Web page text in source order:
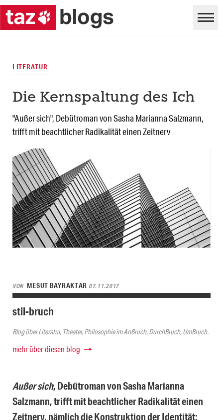
LITERATUR
Die Kernspaltung des Ich
"Außer sich", Debütroman von Sasha Marianna Salzmann,
trifft mit beachtlicher Radikalität einen Zeitnerv
VON MESUT BAYRAKTAR 07.11.2017
stil-bruch
Blog über Literatur, Theater, Philosophie im AnBruch, DurchBruch, UmBruch.
mehr über diesen blog
Außer sich, Debütroman von Sasha Marianna
Salzmann, trifft mit beachtlicher Radikalität einen
Zeitnerv, nämlich die Konstruktion der Identität: